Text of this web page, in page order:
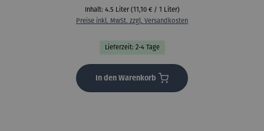
Inhalt: 4.5 Liter (11,10 € / 1 Liter)
Preise inkl. MwSt. zzgl. Versandkosten
Lieferzeit: 2-4 Tage
In den Warenkorb